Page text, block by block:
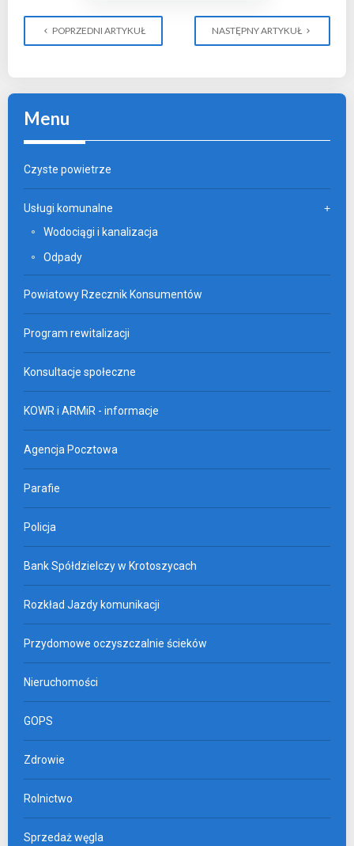
POPRZEDNI ARTYKUŁ NASTĘPNY ARTYKUŁ
Menu
Czyste powietrze
Usługi komunalne
Wodociągi i kanalizacja
Odpady
Powiatowy Rzecznik Konsumentów
Program rewitalizacji
Konsultacje społeczne
KOWR i ARMiR - informacje
Agencja Pocztowa
Parafie
Policja
Bank Spółdzielczy w Krotoszycach
Rozkład Jazdy komunikacji
Przydomowe oczyszczalnie ścieków
Nieruchomości
GOPS
Zdrowie
Rolnictwo
Sprzedaż węgla